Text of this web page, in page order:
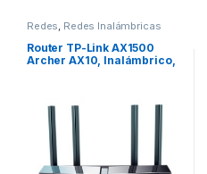
Redes, Redes Inalámbricas
Router TP-Link AX1500
Archer AX10, Inalámbrico,
Gaming! 4 PTS LAN 1 PTO
WAN